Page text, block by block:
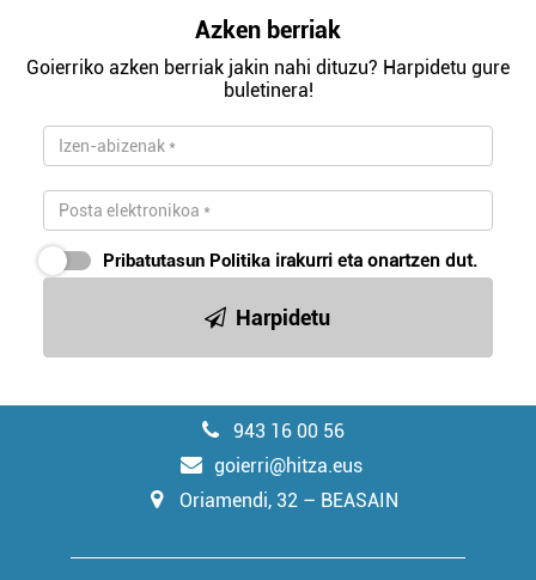
Azken berriak
Goierriko azken berriak jakin nahi dituzu? Harpidetu gure
buletinera!
Pribatutasun Politika irakurri eta onartzen dut.
Harpidetu
943 16 00 56
goierri@hitza.eus
Oriamendi, 32 – BEASAIN